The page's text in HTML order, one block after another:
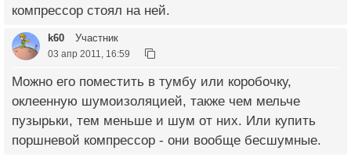
компрессор стоял на ней.
k60 Участник
03 апр 2011, 16:59
Можно его поместить в тумбу или коробочку,
оклеенную шумоизоляцией, также чем мельче
пузырьки, тем меньше и шум от них. Или купить
поршневой компрессор - они вообще бесшумные.